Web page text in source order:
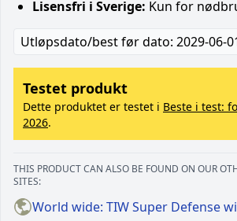
Lisensfri i Sverige: Kun for
Utløpsdato/best før dato: 2029-06-
Testet produkt
Dette produktet er testet i Beste i test:
2026.
THIS PRODUCT CAN ALSO BE FOUND ON OUR
SITES:
World wide: TIW Super Defense